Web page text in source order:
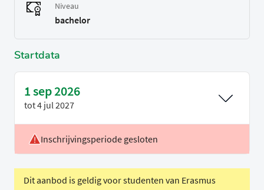
Niveau
bachelor
Startdata
1 sep 2026
tot4 jul 2027
Locatie
Leiden
Inschrijvingsperiode gesloten
Dit aanbod is geldig voor studenten van Erasmus